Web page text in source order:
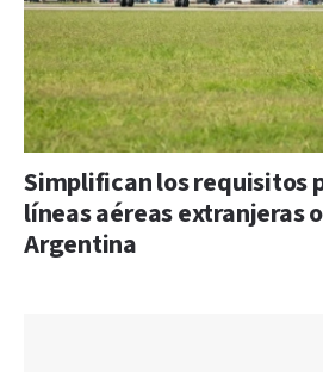
Simplifican los requisitos
líneas aéreas extranjeras
Argentina